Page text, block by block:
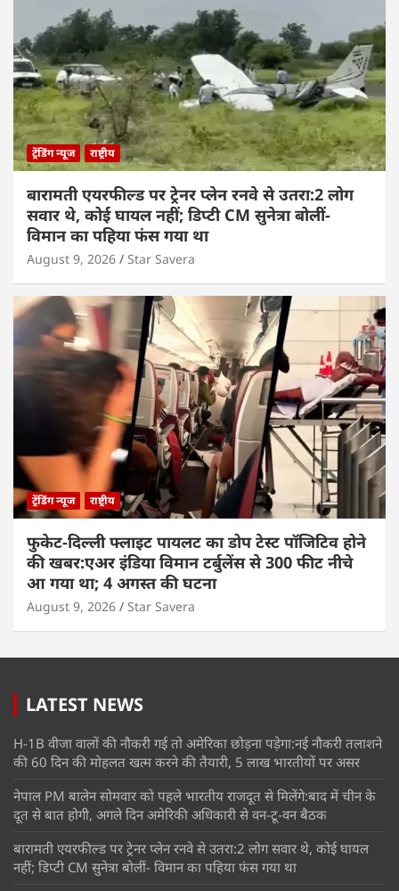
ट्रेंडिंग न्यूज राष्ट्रीय
बारामती एयरफील्ड पर ट्रेनर प्लेन रनवे से उतरा:2 लोग
सवार थे, कोई घायल नहीं; डिप्टी CM सुनेत्रा बोलीं-
विमान का पहिया फंस गया था
August 9, 2026 Star Savera
ट्रेंडिंग न्यूज राष्ट्रीय
फुकेट-दिल्ली फ्लाइट पायलट का डोप टेस्ट पॉजिटिव होने
की खबर:एअर इंडिया विमान टर्बुलेंस से 300 फीट नीचे
आ गया था; 4 अगस्त की घटना
August 9, 2026 Star Savera
LATEST NEWS
H-1B वीजा वालों की नौकरी गई तो अमेरिका छोड़ना पड़ेगा:नई नौकरी तलाशने
की 60 दिन की मोहलत खत्म करने की तैयारी, 5 लाख भारतीयों पर असर
नेपाल PM बालेन सोमवार को पहले भारतीय राजदूत से मिलेंगे:बाद में चीन के
दूत से बात होगी, अगले दिन अमेरिकी अधिकारी से वन-टू-वन बैठक
बारामती एयरफील्ड पर ट्रेनर प्लेन रनवे से उतरा:2 लोग सवार थे, कोई घायल
नहीं; डिप्टी CM सुनेत्रा बोलीं- विमान का पहिया फंस गया था